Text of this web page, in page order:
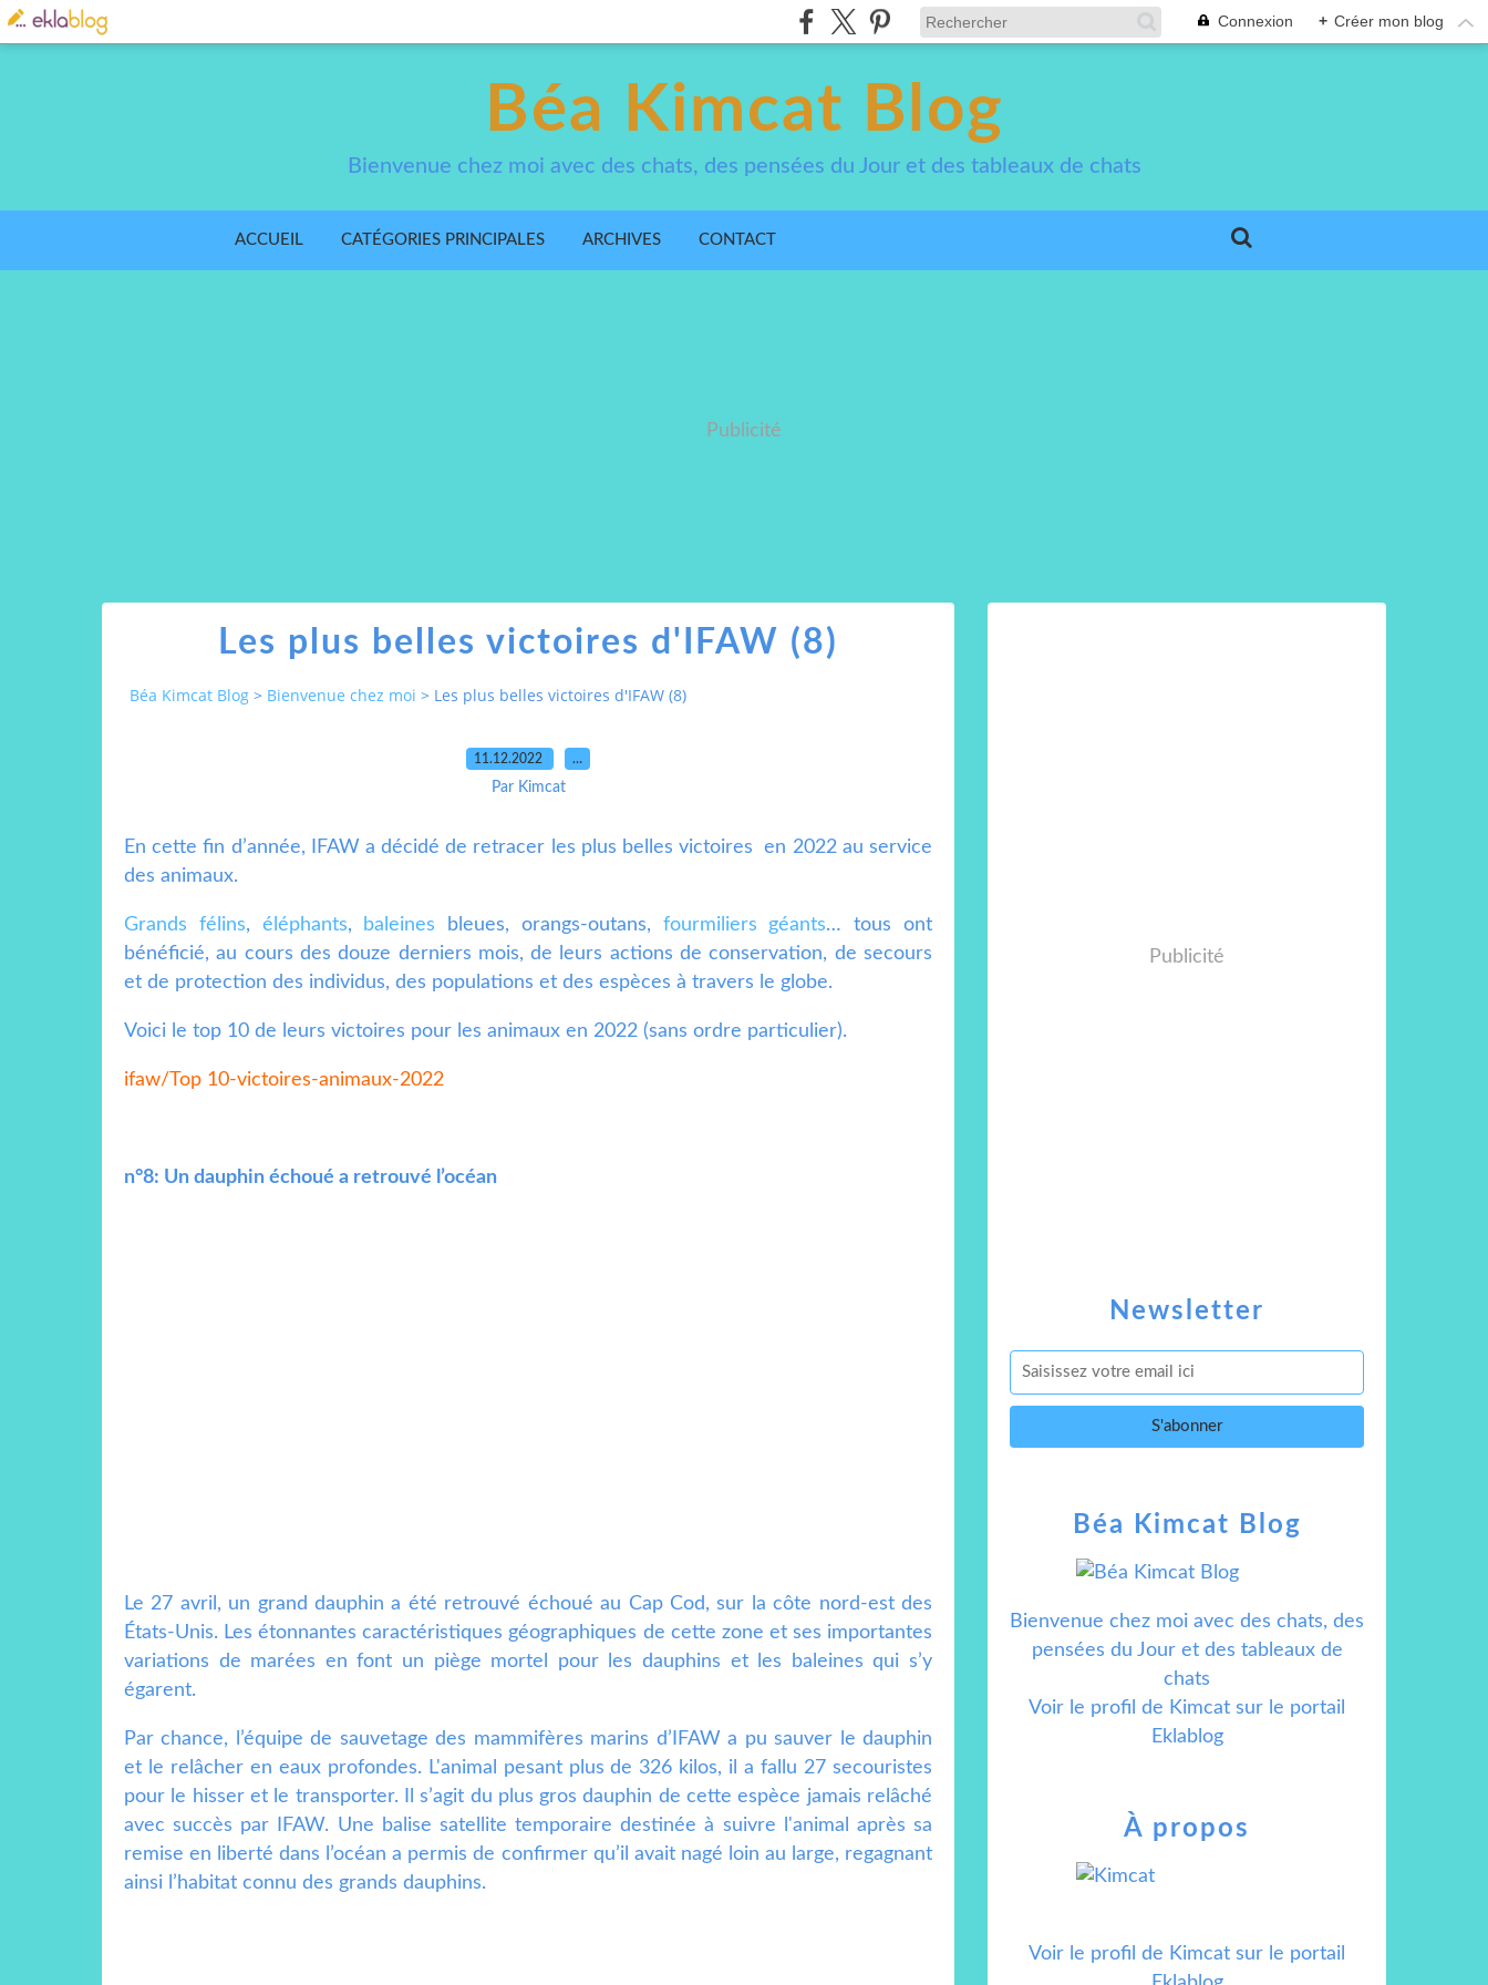
Connexion + Créer mon blog
Béa Kimcat Blog
Bienvenue chez moi avec des chats, des pensées du Jour et des tableaux de chats
ACCUEIL CATÉGORIES PRINCIPALES ARCHIVES CONTACT
Publicité
Les plus belles victoires d'IFAW (8)
Béa Kimcat Blog > Bienvenue chez moi > Les plus belles victoires d'IFAW (8)
11.12.2022 …
Par Kimcat
En cette fin d’année, IFAW a décidé de retracer les plus belles victoires en 2022 au service
des animaux.
Grands félins, éléphants, baleines bleues, orangs-outans, fourmiliers géants… tous ont
bénéficié, au cours des douze derniers mois, de leurs actions de conservation, de secours
et de protection des individus, des populations et des espèces à travers le globe.
Voici le top 10 de leurs victoires pour les animaux en 2022 (sans ordre particulier).
ifaw/Top 10-victoires-animaux-2022
n°8: Un dauphin échoué a retrouvé l’océan
Le 27 avril, un grand dauphin a été retrouvé échoué au Cap Cod, sur la côte nord-est des
États-Unis. Les étonnantes caractéristiques géographiques de cette zone et ses importantes
variations de marées en font un piège mortel pour les dauphins et les baleines qui s’y
égarent.
Par chance, l’équipe de sauvetage des mammifères marins d’IFAW a pu sauver le dauphin
et le relâcher en eaux profondes. L'animal pesant plus de 326 kilos, il a fallu 27 secouristes
pour le hisser et le transporter. Il s’agit du plus gros dauphin de cette espèce jamais relâché
avec succès par IFAW. Une balise satellite temporaire destinée à suivre l'animal après sa
remise en liberté dans l’océan a permis de confirmer qu’il avait nagé loin au large, regagnant
ainsi l’habitat connu des grands dauphins.
Newsletter
Publicité
Béa Kimcat Blog
Bienvenue chez moi avec des chats, des
pensées du Jour et des tableaux de
chats
Voir le profil de Kimcat sur le portail
Eklablog
À propos
Voir le profil de Kimcat sur le portail